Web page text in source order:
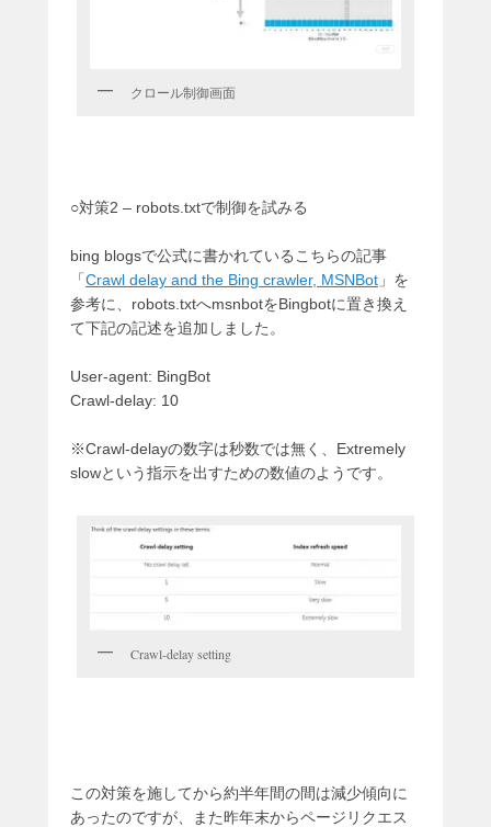
クロール制御画面
○対策2 – robots.txtで制御を試みる
bing blogsで公式に書かれているこちらの記事
「Crawl delay and the Bing crawler, MSNBot 」を
参考に、robots.txtへmsnbotをBingbotに置き換え
て下記の記述を追加しました。
User-agent: BingBot
Crawl-delay: 10
※Crawl-delayの数字は秒数では無く、Extremely
slowという指示を出すための数値のようです。
Crawl-delay setting
この対策を施してから約半年間の間は減少傾向に
あったのですが、また昨年末からページリクエス